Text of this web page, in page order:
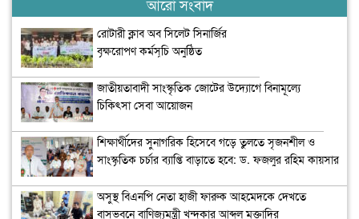
রোটারী ক্লাব অব সিলেট সিনার্জির
বৃক্ষরোপণ কর্মসূচি অনুষ্ঠিত
জাতীয়তাবাদী সাংস্কৃতিক জোটের উদ্যোগে বিনামূল্যে
চিকিৎসা সেবা আয়োজন
শিক্ষার্থীদের সুনাগরিক হিসেবে গড়ে তুলতে সৃজনশীল ও
সাংস্কৃতিক চর্চার ব্যাপ্তি বাড়াতে হবে: ড. ফজলুর রহিম কায়সার
অসুস্থ বিএনপি নেতা হাজী ফারুক আহমেদকে দেখতে
বাসভবনে বাণিজ্যমন্ত্রী খন্দকার আব্দুল মুক্তাদির